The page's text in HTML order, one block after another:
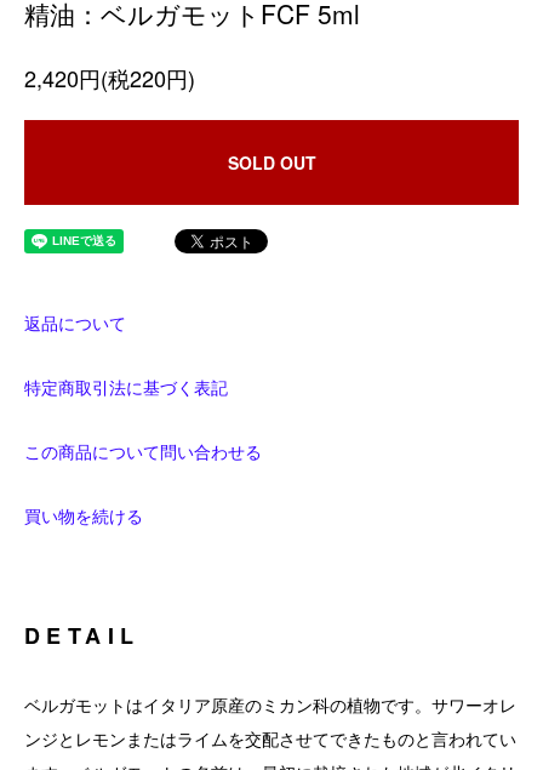
精油：ベルガモットFCF 5ml
2,420円(税220円)
SOLD OUT
返品について
特定商取引法に基づく表記
この商品について問い合わせる
買い物を続ける
DETAIL
ベルガモットはイタリア原産のミカン科の植物です。サワーオレ
ンジとレモンまたはライムを交配させてできたものと言われてい